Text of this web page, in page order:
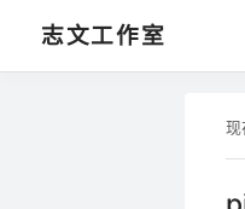
志文工作室
现